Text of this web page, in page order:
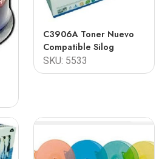
C3906A Toner Nuevo
Compatible Silog
SKU: 5533